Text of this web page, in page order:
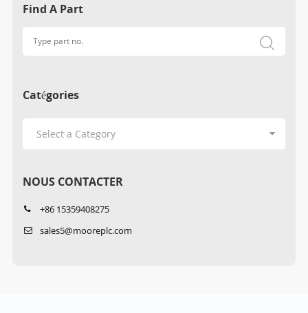
Find A Part
Catégories
NOUS CONTACTER
+86 15359408275
sales5@mooreplc.com